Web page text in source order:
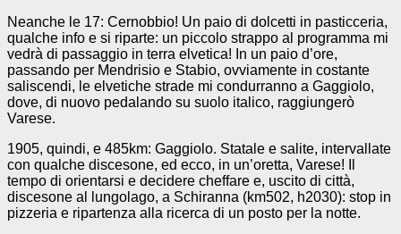
Neanche le 17: Cernobbio! Un paio di dolcetti in pasticceria,
qualche info e si riparte: un piccolo strappo al programma mi
vedrà di passaggio in terra elvetica! In un paio d’ore,
passando per Mendrisio e Stabio, ovviamente in costante
saliscendi, le elvetiche strade mi condurranno a Gaggiolo,
dove, di nuovo pedalando su suolo italico, raggiungerò
Varese.
1905, quindi, e 485km: Gaggiolo. Statale e salite, intervallate
con qualche discesone, ed ecco, in un’oretta, Varese! Il
tempo di orientarsi e decidere cheffare e, uscito di città,
discesone al lungolago, a Schiranna (km502, h2030): stop in
pizzeria e ripartenza alla ricerca di un posto per la notte.